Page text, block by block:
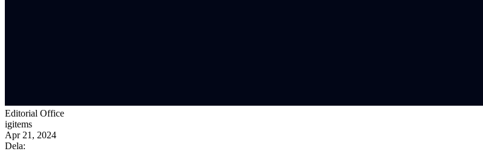
Editorial Office
igitems
Apr 21, 2024
Dela: